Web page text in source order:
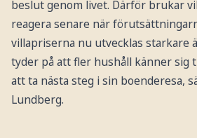
beslut genom livet. Därför brukar
reagera senare när
villapriserna nu utvecklas starkare
tyder på att fler hushåll känner sig
att ta nästa steg i sin boenderesa,
Lundberg.